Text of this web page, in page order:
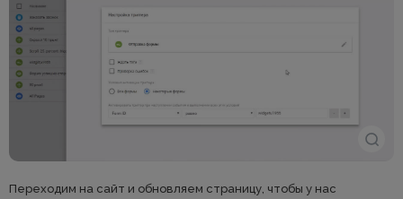
Переходим на сайт и обновляем страницу, чтобы у нас